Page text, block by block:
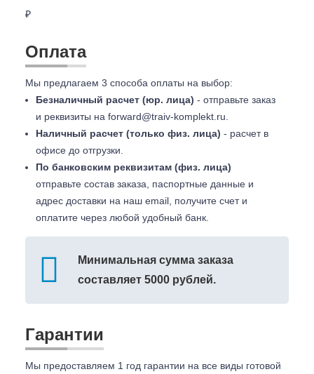
₽
Оплата
Мы предлагаем 3 способа оплаты на выбор:
Безналичный расчет (юр. лица) - отправьте заказ
и реквизиты на forward@traiv-komplekt.ru
Наличный расчет (только физ. лица) - расчет в
офисе до отгрузки.
По банковским реквизитам (физ. лица)
отправьте состав заказа, паспортные данные и
адрес доставки на наш email, получите счет и
оплатите через любой удобный банк.
Минимальная сумма заказа
составляет 5000 рублей.
Гарантии
Мы предоставляем 1 год гарантии на все виды готовой